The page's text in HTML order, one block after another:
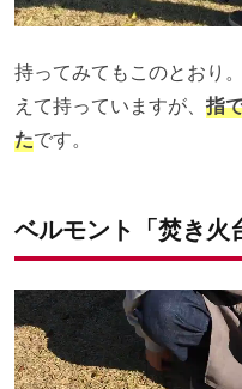
持ってみてもこのとおり
えて持っていますが、 指
たです。
ベルモント「焚き火
動
画
プ